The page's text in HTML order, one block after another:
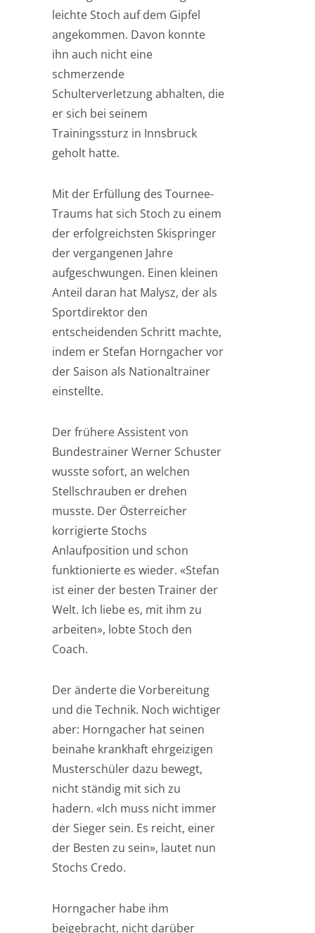
leichte Stoch auf dem Gipfel
angekommen. Davon konnte
ihn auch nicht eine
schmerzende
Schulterverletzung abhalten, die
er sich bei seinem
Trainingssturz in Innsbruck
geholt hatte.
Mit der Erfüllung des Tournee-
Traums hat sich Stoch zu einem
der erfolgreichsten Skispringer
der vergangenen Jahre
aufgeschwungen. Einen kleinen
Anteil daran hat Malysz, der als
Sportdirektor den
entscheidenden Schritt machte,
indem er Stefan Horngacher vor
der Saison als Nationaltrainer
einstellte.
Der frühere Assistent von
Bundestrainer Werner Schuster
wusste sofort, an welchen
Stellschrauben er drehen
musste. Der Österreicher
korrigierte Stochs
Anlaufposition und schon
funktionierte es wieder. «Stefan
ist einer der besten Trainer der
Welt. Ich liebe es, mit ihm zu
arbeiten», lobte Stoch den
Coach.
Der änderte die Vorbereitung
und die Technik. Noch wichtiger
aber: Horngacher hat seinen
beinahe krankhaft ehrgeizigen
Musterschüler dazu bewegt,
nicht ständig mit sich zu
hadern. «Ich muss nicht immer
der Sieger sein. Es reicht, einer
der Besten zu sein», lautet nun
Stochs Credo.
Horngacher habe ihm
beigebracht, nicht darüber